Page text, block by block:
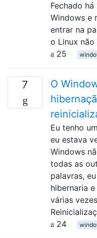
Fechado
Windows e
entrar na
o Linux
25
7
O
Eu tenho
eu estava
Windows
todas as
palavras,
hibernaria
várias
24